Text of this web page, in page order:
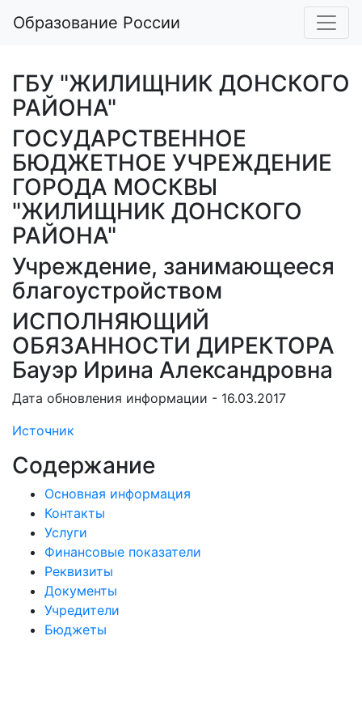
Образование России
ГБУ "ЖИЛИЩНИК ДОНСКОГО
РАЙОНА"
ГОСУДАРСТВЕННОЕ
БЮДЖЕТНОЕ УЧРЕЖДЕНИЕ
ГОРОДА МОСКВЫ
"ЖИЛИЩНИК ДОНСКОГО
РАЙОНА"
Учреждение, занимающееся
благоустройством
ИСПОЛНЯЮЩИЙ
ОБЯЗАННОСТИ ДИРЕКТОРА
Бауэр Ирина Александровна
Дата обновления информации - 16.03.2017
Источник
Содержание
Основная информация
Контакты
Услуги
Финансовые показатели
Реквизиты
Документы
Учредители
Бюджеты